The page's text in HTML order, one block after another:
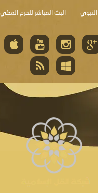
النبوي البث المباشر للحرم المكي